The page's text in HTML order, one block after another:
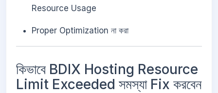
Resource Usage
Proper Optimization না করা
কিভাবে BDIX Hosting Resource
Limit Exceeded সমস্যা Fix করবেন